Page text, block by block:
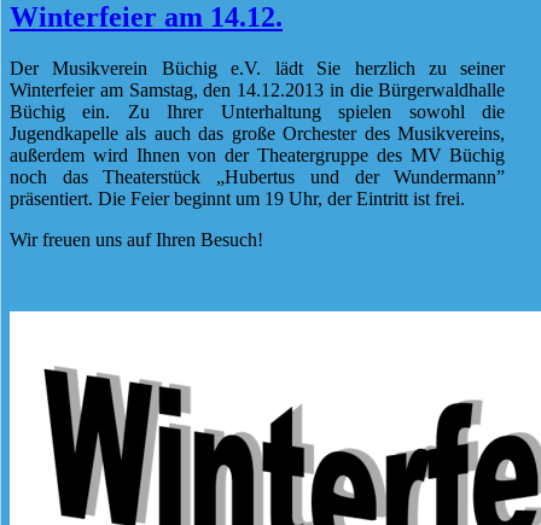
Winterfeier am 14.12.
Der Musikverein Büchig e.V. lädt Sie herzlich zu seiner
Winterfeier am Samstag, den 14.12.2013 in die Bürgerwaldhalle
Büchig ein. Zu Ihrer Unterhaltung spielen sowohl die
Jugendkapelle als auch das große Orchester des Musikvereins,
außerdem wird Ihnen von der Theatergruppe des MV Büchig
noch das Theaterstück „Hubertus und der Wundermann”
präsentiert. Die Feier beginnt um 19 Uhr, der Eintritt ist frei.
Wir freuen uns auf Ihren Besuch!